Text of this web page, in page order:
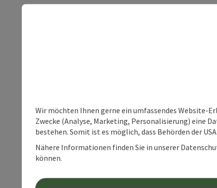
Wir möchten Ihnen gerne ein umfassendes Website-
Zwecke (Analyse, Marketing, Personalisierung) eine
bestehen. Somit ist es möglich, dass Behörden der
Nähere Informationen finden Sie in unserer
können.